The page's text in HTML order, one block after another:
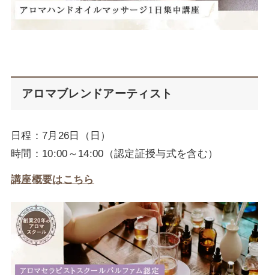
アロマブレンドアーティスト
日程：7月26日（日）
時間：10:00～14:00（認定証授与式を含む）
講座概要はこちら